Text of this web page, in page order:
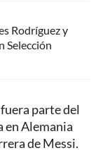
Rodríguez y
Selección
parte del
en Alemania
de Messi.